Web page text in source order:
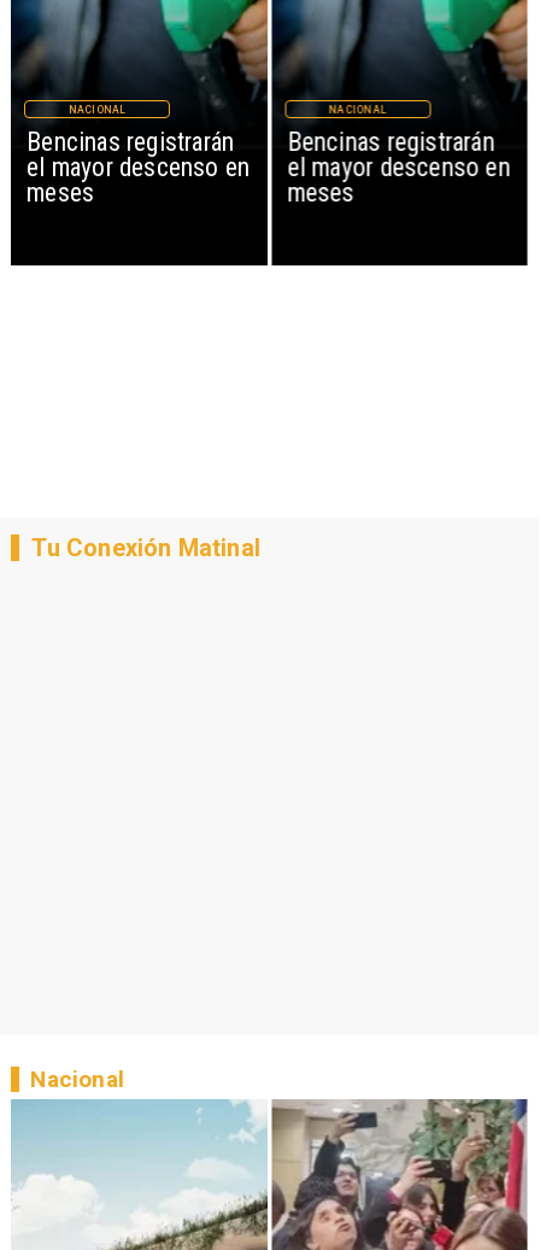
Bencinas registrarán
el mayor descenso en
meses
NACIONAL
Bencinas registrarán
el mayor descenso en
meses
NACIONAL
Tu Conexión Matinal
Nacional